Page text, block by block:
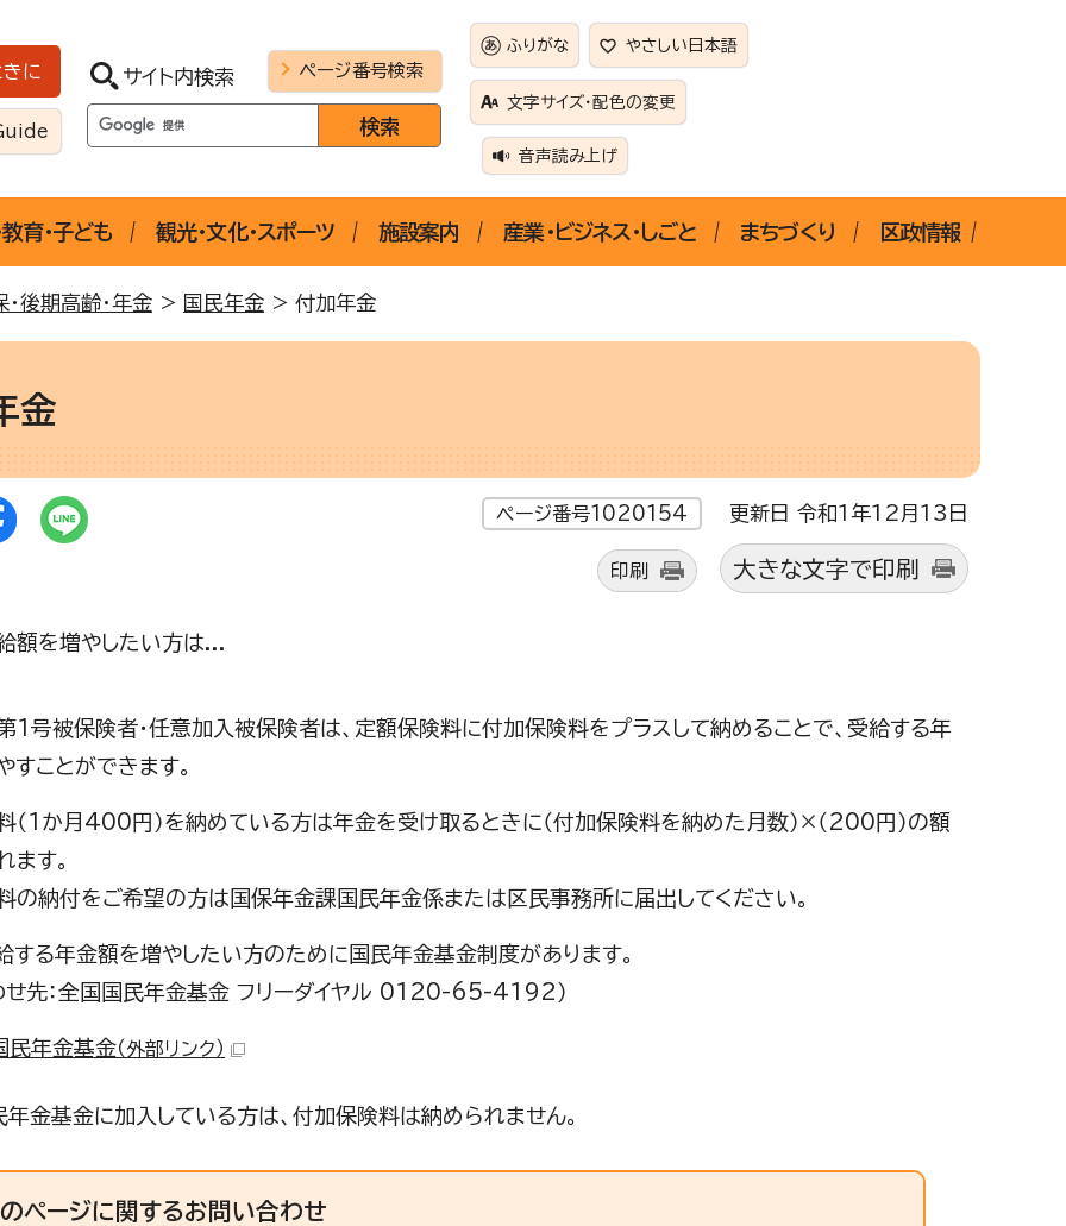
に サイト内検索 ページ番号検索
ふりがな やさしい日本語
文字サイズ・配色の変更
音声読み上げ
育・子ども 観光・文化・スポーツ 施設案内 産業・ビジネス・しごと まちづくり 区政情報
・後期高齢・年金 > 国民年金 > 付加年金
金
ページ番号1020154 更新日 令和1年12月13日
印刷 大きな文字で印刷
額を増やしたい方は...
1号被保険者・任意加入被保険者は、定額保険料に付加保険料をプラスして納めることで、受給する年
すことができます。
（1か月400円）を納めている方は年金を受け取るときに（付加保険料を納めた月数）×（200円）の額
ます。
の納付をご希望の方は国保年金課国民年金係または区民事務所に届出してください。
する年金額を増やしたい方のために国民年金基金制度があります。
せ先：全国国民年金基金 フリーダイヤル 0120-65-4192）
民年金基金（外部リンク）
年金基金に加入している方は、付加保険料は納められません。
ページに関するお問い合わせ